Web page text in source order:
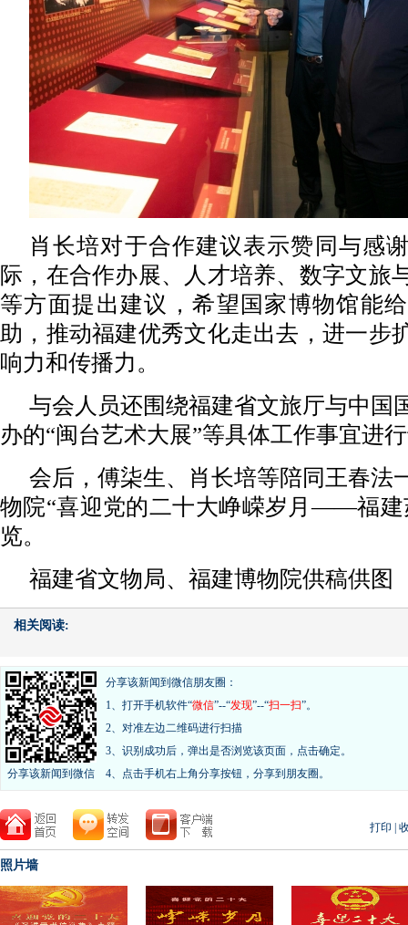
肖长培对于合作建议表示赞同与感
际，在合作办展、人才培养、数字文旅
等方面提出建议，希望国家博物馆能
助，推动福建优秀文化走出去，进一步
响力和传播力。
与会人员还围绕福建省文旅厅与中国
办的“闽台艺术大展”等具体工作事宜进
会后，傅柒生、肖长培等陪同王春法
物院“喜迎党的二十大峥嵘岁月——福建
览。
福建省文物局、福建博物院供稿供图
相关阅读:
分享该新闻到微信
分享该新闻到微信朋友圈：
1、打开手机软件“微信”--“发现”--“扫一扫”。
2、对准左边二维码进行扫描
3、识别成功后，弹出是否浏览该页面，点击确定。
4、点击手机右上角分享按钮，分享到朋友圈。
打印
照片墙